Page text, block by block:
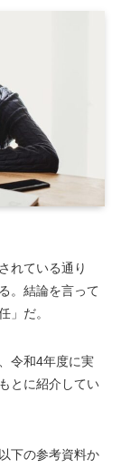
れている通り
。結論を言って
」だ。
令和4年度に実
とに紹介してい
下の参考資料か